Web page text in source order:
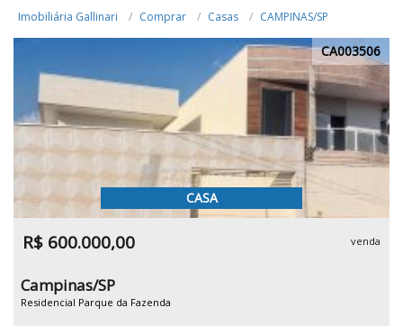
Imobiliária Gallinari Comprar Casas CAMPINAS/SP
CA003506
CASA
R$ 600.000,00 venda
Campinas/SP
Residencial Parque da Fazenda